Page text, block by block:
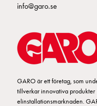
info@garo.se
GARO är ett företag, som
tillverkar innovativa produkter
elinstallationsmarknaden.